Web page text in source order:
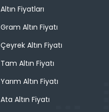
Altın Fiyatları
Gram Altın Fiyatı
Çeyrek Altın Fiyatı
Tam Altın Fiyatı
Yarım Altın Fiyatı
Ata Altın Fiyatı